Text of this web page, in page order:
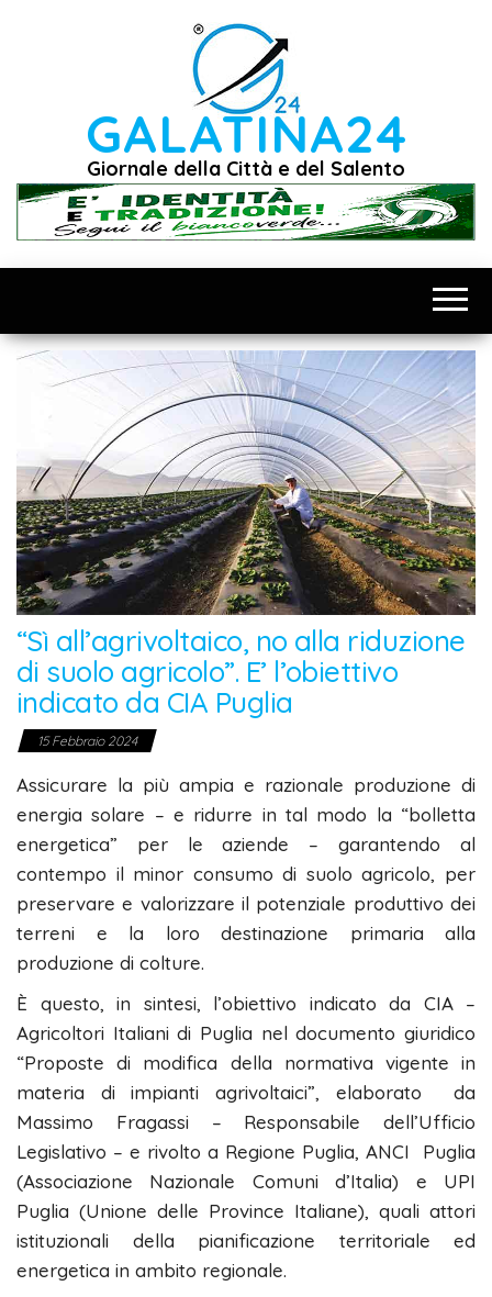
GALATINA24
Giornale della Città e del Salento
“Sì all’agrivoltaico, no alla riduzione
di suolo agricolo”. E’ l’obiettivo
indicato da CIA Puglia
15 Febbraio 2024
Assicurare la più ampia e razionale produzione di
energia solare – e ridurre in tal modo la “bolletta
energetica” per le aziende – garantendo al
contempo il minor consumo di suolo agricolo, per
preservare e valorizzare il potenziale produttivo dei
terreni e la loro destinazione primaria alla
produzione di colture.
È questo, in sintesi, l’obiettivo indicato da CIA –
Agricoltori Italiani di Puglia nel documento giuridico
“Proposte di modifica della normativa vigente in
materia di impianti agrivoltaici”, elaborato da
Massimo Fragassi – Responsabile dell’Ufficio
Legislativo – e rivolto a Regione Puglia, ANCI Puglia
(Associazione Nazionale Comuni d’Italia) e UPI
Puglia (Unione delle Province Italiane), quali attori
istituzionali della pianificazione territoriale ed
energetica in ambito regionale.